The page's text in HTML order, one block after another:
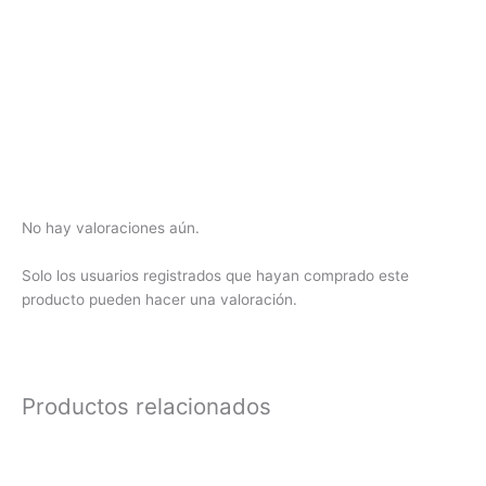
No hay valoraciones aún.
Solo los usuarios registrados que hayan comprado este
producto pueden hacer una valoración.
Productos relacionados